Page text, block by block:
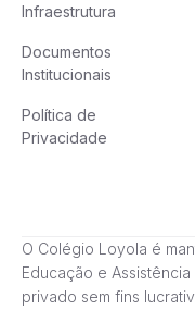
Infraestrutura
Documentos
Institucionais
Política de
Privacidade
O Colégio Loyola é
Educação e
privado sem fins